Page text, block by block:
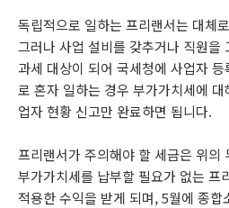
독립적으로 일하는 프리랜서는 대체
그러나 사업 설비를 갖추거나 직원을
과세 대상이 되어 국세청에 사업자
로 혼자 일하는 경우 부가가치세에
업자 현황 신고만 완료하면 됩니다.
프리랜서가 주의해야 할 세금은 위의
부가가치세를 납부할 필요가 없는 프
적용한 수익을 받게 되며, 5월에 종